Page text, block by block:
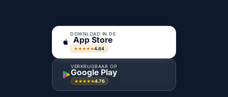
DOWNLOAD IN DE
App Store
★★★★★4.84
VERKRIJGBAAR OP
Google Play
★★★★★4.76